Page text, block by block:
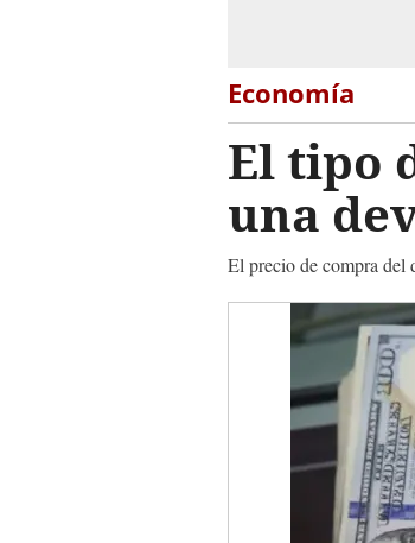
Economía
El tipo
una
El precio de compra del